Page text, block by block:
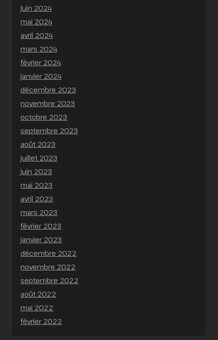
juin 2024
mai 2024
avril 2024
mars 2024
février 2024
janvier 2024
décembre 2023
novembre 2023
octobre 2023
septembre 2023
août 2023
juillet 2023
juin 2023
mai 2023
avril 2023
mars 2023
février 2023
janvier 2023
décembre 2022
novembre 2022
septembre 2022
août 2022
mai 2022
février 2022